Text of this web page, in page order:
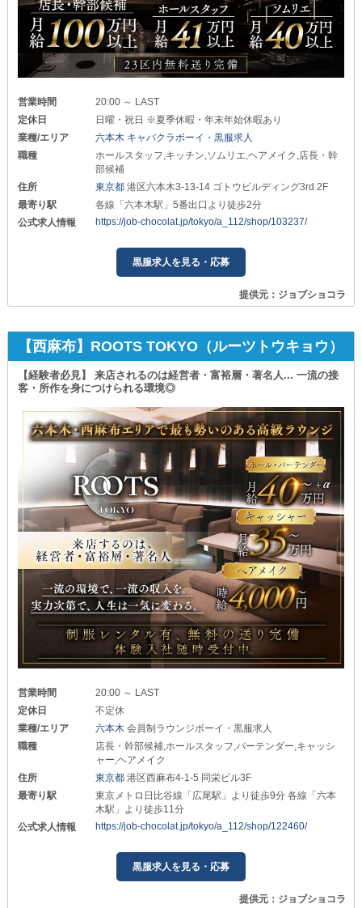
営業時間
20:00 ～ LAST
定休日
日曜・祝日 ※夏季休暇・年末年始休暇あり
業種/エリア
六本木 キャバクラボーイ・黒服求人
職種
ホールスタッフ,キッチン,ソムリエ,ヘアメイク,店長・幹
部候補
住所
東京都港区六本木3-13-14 ゴトウビルディング3rd 2F
最寄り駅
各線「六本木駅」5番出口より徒歩2分
公式求人情報
https://job-chocolat.jp/tokyo/a_112/shop/103237/
黒服求人を見る・応募
提供元：ジョブショコラ
【西麻布】ROOTS TOKYO（ルーツトウキョウ）
【経験者必見】 来店されるのは経営者・富裕層・著名人... 一流の接
客・所作を身につけられる環境◎
営業時間
20:00 ～ LAST
定休日
不定休
業種/エリア
六本木会員制ラウンジボーイ・黒服求人
職種
店長・幹部候補,ホールスタッフ,バーテンダー,キャッシ
ャー,ヘアメイク
住所
東京都港区西麻布4-1-5 同栄ビル3F
最寄り駅
東京メトロ日比谷線「広尾駅」より徒歩9分 各線「六本
木駅」より徒歩11分
公式求人情報
https://job-chocolat.jp/tokyo/a_112/shop/122460/
黒服求人を見る・応募
提供元：ジョブショコラ